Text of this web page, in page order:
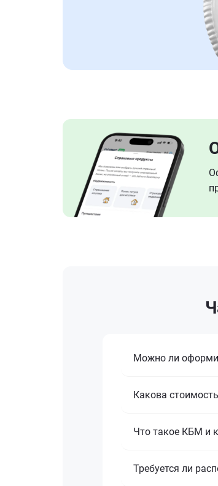
Можно ли
Какова
Что такое КБМ и
Требуется ли